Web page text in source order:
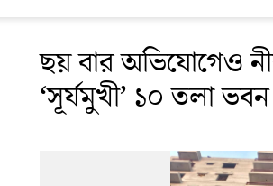
ছয় বার অভিযোগেও
‘সূর্যমুখী’ ১০ তলা ভবন